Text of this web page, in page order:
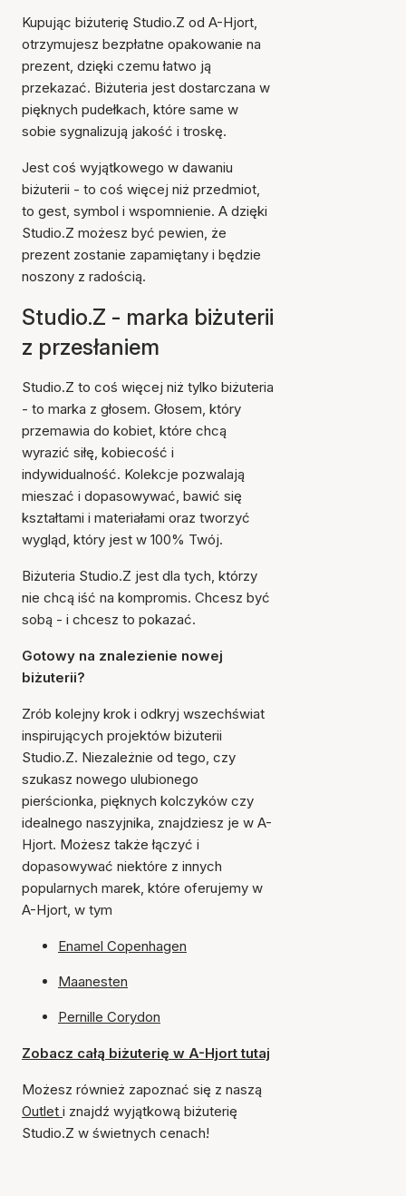
Kupując biżuterię Studio.Z od A-Hjort,
otrzymujesz bezpłatne opakowanie na
prezent, dzięki czemu łatwo ją
przekazać. Biżuteria jest dostarczana w
pięknych pudełkach, które same w
sobie sygnalizują jakość i troskę.
Jest coś wyjątkowego w dawaniu
biżuterii - to coś więcej niż przedmiot,
to gest, symbol i wspomnienie. A dzięki
Studio.Z możesz być pewien, że
prezent zostanie zapamiętany i będzie
noszony z radością.
Studio.Z - marka biżuterii
z przesłaniem
Studio.Z to coś więcej niż tylko biżuteria
- to marka z głosem. Głosem, który
przemawia do kobiet, które chcą
wyrazić siłę, kobiecość i
indywidualność. Kolekcje pozwalają
mieszać i dopasowywać, bawić się
kształtami i materiałami oraz tworzyć
wygląd, który jest w 100% Twój.
Biżuteria Studio.Z jest dla tych, którzy
nie chcą iść na kompromis. Chcesz być
sobą - i chcesz to pokazać.
Gotowy na znalezienie nowej
biżuterii?
Zrób kolejny krok i odkryj wszechświat
inspirujących projektów biżuterii
Studio.Z. Niezależnie od tego, czy
szukasz nowego ulubionego
pierścionka, pięknych kolczyków czy
idealnego naszyjnika, znajdziesz je w A-
Hjort. Możesz także łączyć i
dopasowywać niektóre z innych
popularnych marek, które oferujemy w
A-Hjort, w tym
Enamel Copenhagen
Maanesten
Pernille Corydon
Zobacz całą biżuterię w A-Hjort tutaj
Możesz również zapoznać się z naszą
Outlet i znajdź wyjątkową biżuterię
Studio.Z w świetnych cenach!